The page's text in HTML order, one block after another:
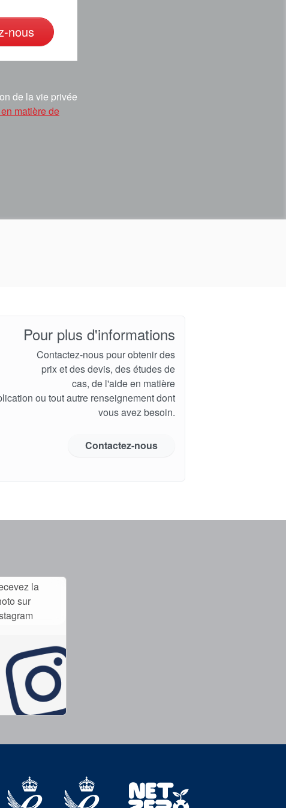
nous
de la vie privée
matière de
Pour plus d'informations
Contactez-nous pour obtenir des
prix et des devis, des études de
cas, de l'aide en matière
ou tout autre renseignement dont
vous avez besoin.
Contactez-nous
la
sur